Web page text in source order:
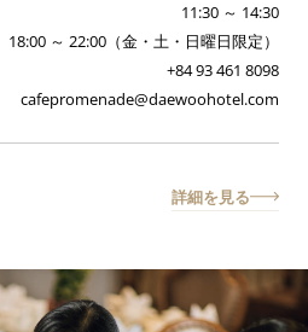
11:30 ～ 14:30
18:00 ～ 22:00（金・土・日曜日限定）
+84 93 461 8098
cafepromenade@daewoohotel.com
詳細を見る